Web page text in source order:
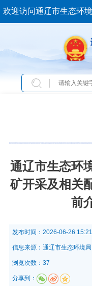
欢迎访问通辽市生态环境
通辽市生态环
矿开采及相关
前
发布时间： 2026-06-26 15:21
信息来源： 通辽市生态环境
浏览次数：37
分享到：